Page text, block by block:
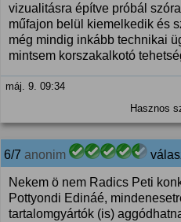
vizualitásra építve próbál
műfajon belül kiemelkedik és
még mindig inkább technikai
mintsem korszakalkotó
máj. 9. 09:34
Hasznos
6/7 anonim
Nekem ö nem Radics Peti
Pottyondi Edináé,
tartalomgyártók (is)